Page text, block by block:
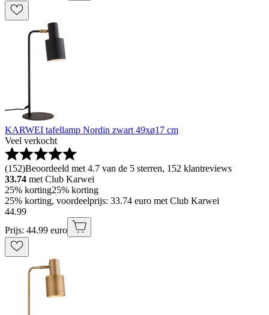
KARWEI tafellamp Nordin zwart 49xø17 cm
Veel verkocht
(152)Beoordeeld met 4.7 van de 5 sterren, 152 klantreviews
33.74 met Club Karwei
25% korting25% korting
25% korting, voordeelprijs: 33.74 euro met Club Karwei
44.99
Prijs: 44.99 euro